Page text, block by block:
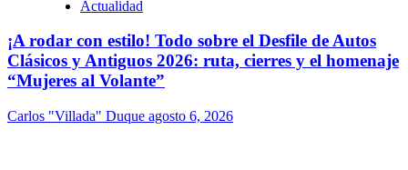
Actualidad
¡A rodar con estilo! Todo sobre el Desfile de Autos
Clásicos y Antiguos 2026: ruta, cierres y el homenaje
“Mujeres al Volante”
Carlos "Villada" Duque agosto 6, 2026